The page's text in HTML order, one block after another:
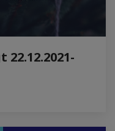
22.12.2021-